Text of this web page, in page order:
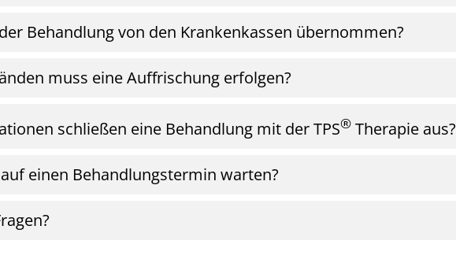
Behandlung von den Krankenkassen übernommen?
muss eine Auffrischung erfolgen?
schließen eine Behandlung mit der TPS® Therapie aus?
einen Behandlungstermin warten?